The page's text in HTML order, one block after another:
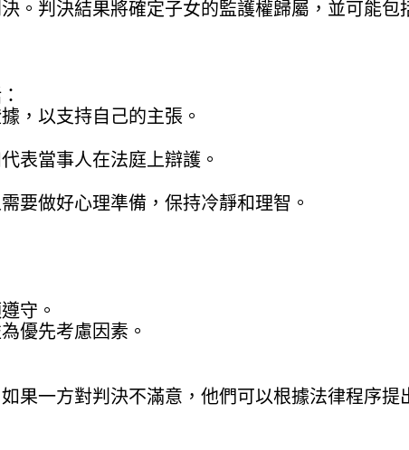
。判決結果將確定子女的監護權歸屬，並可能包
，以支持自己的主張。
表當事人在法庭上辯護。
要做好心理準備，保持冷靜和理智。
守。
優先考慮因素。
果一方對判決不滿意，他們可以根據法律程序